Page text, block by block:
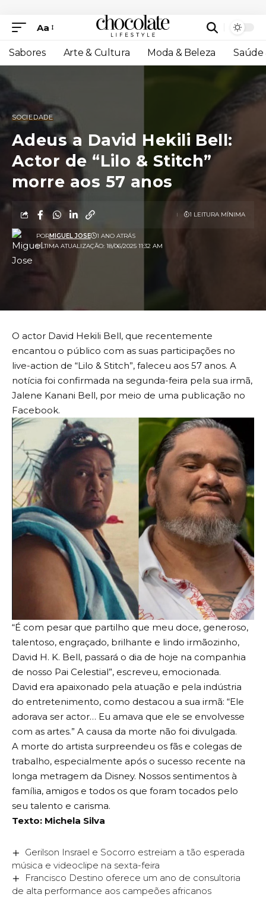
Aa
Sabores Arte & Cultura Moda & Beleza Saúde
SOCIEDADE
Adeus a David Hekili Bell:
Actor de “Lilo & Stitch”
morre aos 57 anos
ULTIMA ATUALIZAÇÃO: 18/06/2025 11:32 AM
PORMIGUEL JOSE 1 ANO ATRÁS
1 LEITURA MÍNIMA
O actor David Hekili Bell, que recentemente
encantou o público com as suas participações no
live-action de “Lilo & Stitch”, faleceu aos 57 anos. A
notícia foi confirmada na segunda-feira pela sua irmã,
Jalene Kanani Bell, por meio de uma publicação no
Facebook.
“É com pesar que partilho que meu doce, generoso,
talentoso, engraçado, brilhante e lindo irmãozinho,
David H. K. Bell, passará o dia de hoje na companhia
de nosso Pai Celestial”, escreveu, emocionada.
David era apaixonado pela atuação e pela indústria
do entretenimento, como destacou a sua irmã: “Ele
adorava ser actor… Eu amava que ele se envolvesse
com as artes.” A causa da morte não foi divulgada.
A morte do artista surpreendeu os fãs e colegas de
trabalho, especialmente após o sucesso recente na
longa metragem da Disney. Nossos sentimentos à
família, amigos e todos os que foram tocados pelo
seu talento e carisma.
Texto: Michela Silva
Gerilson Insrael e Socorro estreiam a tão esperada
música e videoclipe na sexta-feira
Francisco Destino oferece um ano de consultoria
de alta performance aos campeões africanos